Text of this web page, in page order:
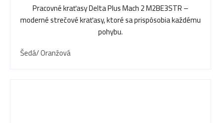
Pracovné kraťasy Delta Plus Mach 2 M2BE3STR –
moderné strečové kraťasy, ktoré sa prispôsobia každému
pohybu.
Šedá/ Oranžová